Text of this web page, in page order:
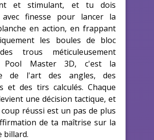
et stimulant, et tu dois
avec finesse pour lancer la
en action, en frappant
les boules de bloc
trous méticuleusement
Pool Master 3D, c'est la
de l'art des angles, des
et des tirs calculés. Chaque
une décision tactique, et
réussi est un pas de plus
de ta maîtrise sur la
billard.